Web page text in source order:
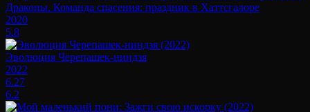
Драконы. Команда спасения: праздник в Хаттсгалоре
2020
5.8
Эволюция Черепашек-ниндзя
2022
6.27
6.2